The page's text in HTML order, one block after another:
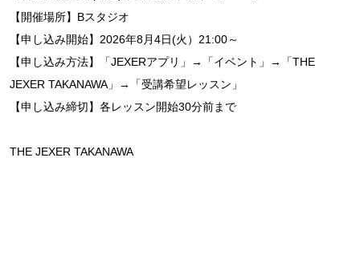
【開催場所】Bスタジオ
【申し込み開始】2026年8月4日(火）21:00～
【申し込み方法】「JEXERアプリ」→「イベント」→「THE
JEXER TAKANAWA」→「受講希望レッスン」
【申し込み締切】各レッスン開始30分前まで
THE JEXER TAKANAWA